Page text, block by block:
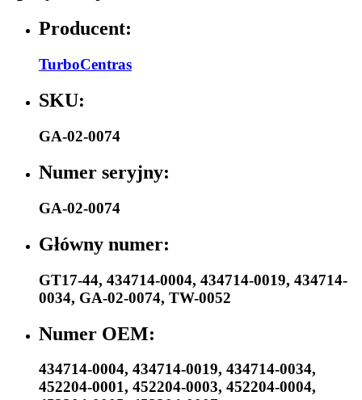
Producent:
TurboCentras
SKU:
GA-02-0074
Numer seryjny:
GA-02-0074
Główny numer:
GT17-44, 434714-0004, 434714-0019, 434714-
0034, GA-02-0074, TW-0052
Numer OEM:
434714-0004, 434714-0019, 434714-0034,
452204-0001, 452204-0003, 452204-0004,